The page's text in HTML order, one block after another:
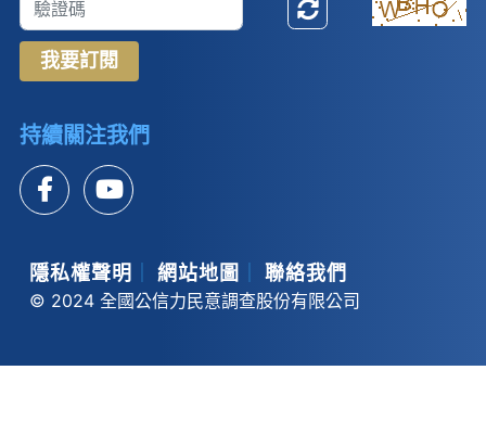
我要訂閱
持續關注我們
隱私權聲明 網站地圖 聯絡我們
© 2024 全國公信力民意調查股份有限公司